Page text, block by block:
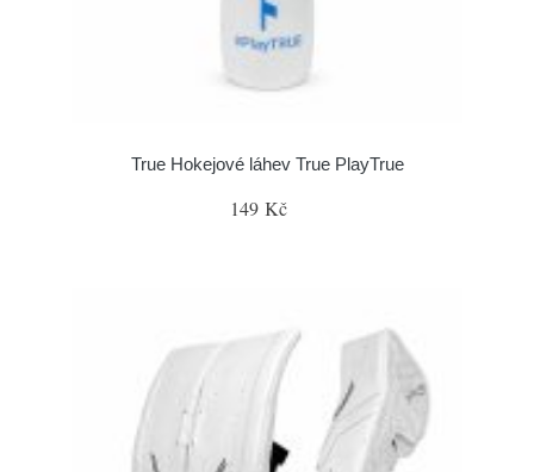
True Hokejové láhev True PlayTrue
149 Kč